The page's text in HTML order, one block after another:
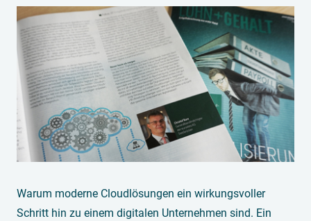
Warum moderne Cloudlösungen ein wirkungsvoller
Schritt hin zu einem digitalen Unternehmen sind. Ein